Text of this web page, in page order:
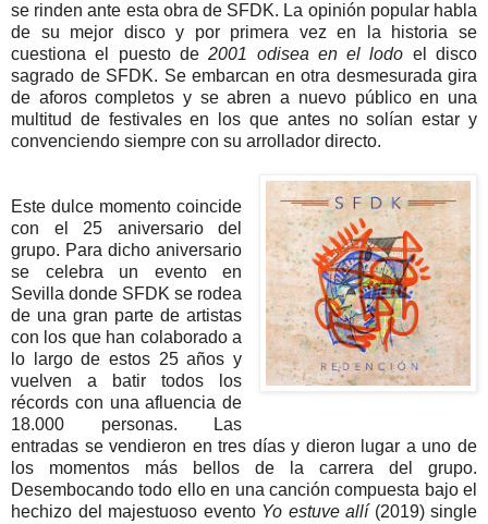
se rinden ante esta obra de SFDK. La opinión popular habla
de su mejor disco y por primera vez en la historia se
cuestiona el puesto de2001 odisea en el lodo el disco
sagrado de SFDK. Se embarcan en otra desmesurada gira
de aforos completos y se abren a nuevo público en una
multitud de festivales en los que antes no solían estar y
convenciendo siempre con su arrollador directo.
Este dulce momento coincide
con el 25 aniversario del
grupo. Para dicho aniversario
se celebra un evento en
Sevilla donde SFDK se rodea
de una gran parte de artistas
con los que han colaborado a
lo largo de estos 25 años y
vuelven a batir todos los
récords con una afluencia de
18.000 personas. Las
entradas se vendieron en tres días y dieron lugar a uno de
los momentos más bellos de la carrera del grupo.
Desembocando todo ello en una canción compuesta bajo el
hechizo del majestuoso evento Yo estuve allí(2019) single